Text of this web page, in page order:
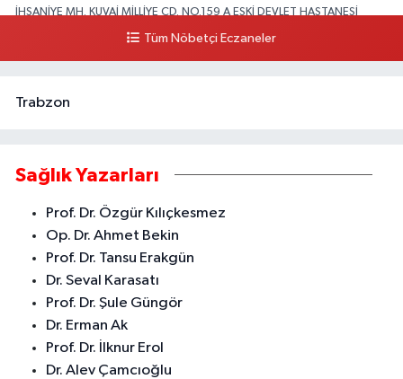
İHSANİYE MH. KUVAİ MİLLİYE CD. NO.159 A ESKİ DEVLET HASTANESİ
Tüm Nöbetçi Eczaneler
Trabzon
Sağlık Yazarları
Prof. Dr. Özgür Kılıçkesmez
Op. Dr. Ahmet Bekin
Prof. Dr. Tansu Erakgün
Dr. Seval Karasatı
Prof. Dr. Şule Güngör
Dr. Erman Ak
Prof. Dr. İlknur Erol
Dr. Alev Çamcıoğlu